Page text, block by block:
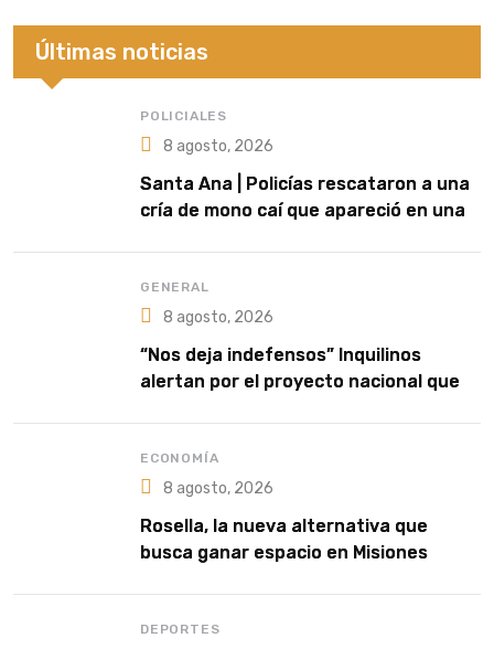
Últimas noticias
POLICIALES
8 agosto, 2026
Santa Ana | Policías rescataron a una
cría de mono caí que apareció en una
GENERAL
8 agosto, 2026
“Nos deja indefensos” Inquilinos
alertan por el proyecto nacional que
ECONOMÍA
8 agosto, 2026
Rosella, la nueva alternativa que
busca ganar espacio en Misiones
DEPORTES